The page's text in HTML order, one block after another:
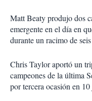
Matt Beaty produjo dos
emergente en el día en
durante un racimo de
Chris Taylor aportó un
campeones de la última
por tercera ocasión en 10